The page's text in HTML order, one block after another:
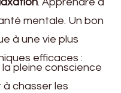
. Apprendre à
mentale. Un bon
à une vie plus
efficaces :
la pleine conscience
chasser les